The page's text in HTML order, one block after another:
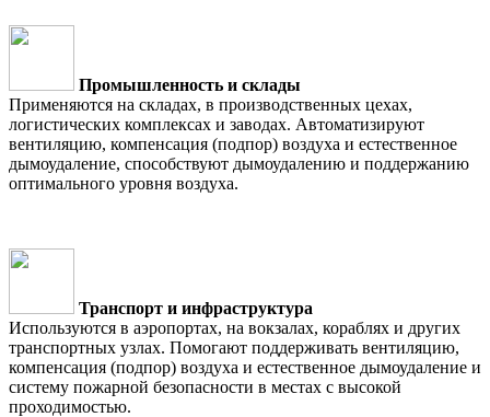
Промышленность и склады
Применяются на складах, в производственных цехах,
логистических комплексах и заводах. Автоматизируют
вентиляцию, компенсация (подпор) воздуха и естественное
дымоудаление, способствуют дымоудалению и поддержанию
оптимального уровня воздуха.
Транспорт и инфраструктура
Используются в аэропортах, на вокзалах, кораблях и других
транспортных узлах. Помогают поддерживать вентиляцию,
компенсация (подпор) воздуха и естественное дымоудаление и
систему пожарной безопасности в местах с высокой
проходимостью.